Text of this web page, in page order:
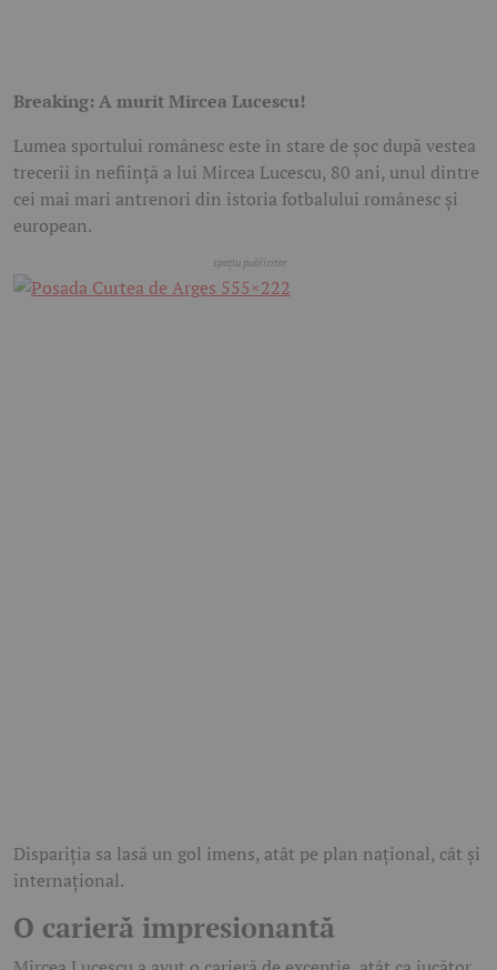
Breaking: A murit Mircea Lucescu!
Lumea sportului românesc este în stare de șoc după vestea
trecerii în neființă a lui Mircea Lucescu, 80 ani, unul dintre
cei mai mari antrenori din istoria fotbalului românesc și
european.
Dispariția sa lasă un gol imens, atât pe plan național, cât și
internațional.
O carieră impresionantă